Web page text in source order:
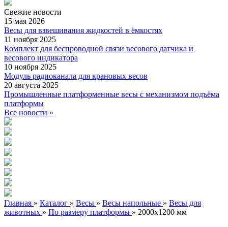
Свежие новости
15 мая 2026
Весы для взвешивания жидкостей в ёмкостях
11 ноября 2025
Комплект для беспроводной связи весового датчика и
весового индикатора
10 ноября 2025
Модуль радиоканала для крановых весов
20 августа 2025
Промышленные платформенные весы с механизмом подъёма
платформы
Все новости »
Главная » Каталог » Весы » Весы напольные » Весы для
животных » По размеру платформы » 2000х1200 мм